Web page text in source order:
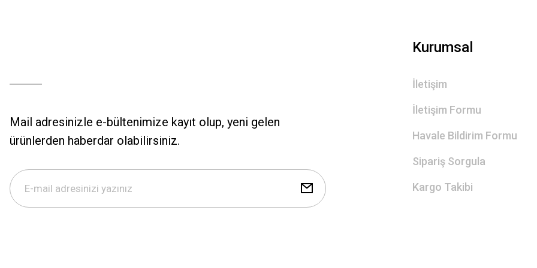
Mail adresinizle e-bültenimize kayıt olup, yeni gelen
ürünlerden haberdar olabilirsiniz.
Kurumsal
İletişim
İletişim Formu
Havale Bildirim Formu
Sipariş Sorgula
Kargo Takibi